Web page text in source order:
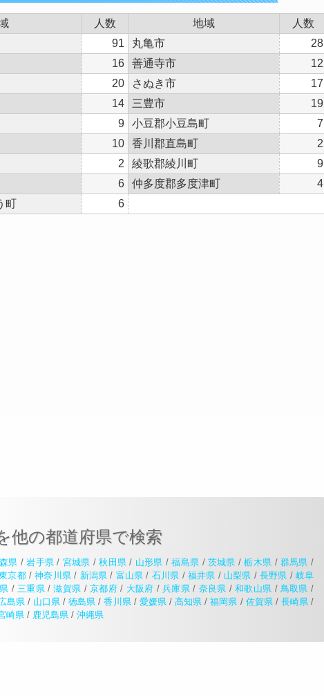
人数 地域
人数
91 丸亀市
28
16 善通寺市
12
20 さぬき市
17
14 三豊市
19
9 小豆郡小豆島町
7
10 香川郡直島町
2
2 綾歌郡綾川町
9
6 仲多度郡多度津町
4
町
6
他の都道府県で検索
県 /岩手県 / 宮城県 /秋田県 / 山形県 /福島県 / 茨城県 /栃木県 / 群馬県 /
京都/神奈川県 / 新潟県 / 富山県 / 石川県 / 福井県 / 山梨県 / 長野県 / 岐阜
/ 三重県/滋賀県 / 京都府/ 大阪府 /兵庫県/ 奈良県 /和歌山県 / 鳥取県 /
島県/ 山口県 /徳島県 /香川県/ 愛媛県/高知県 /福岡県 / 佐賀県/ 長崎県 /
崎県 / 鹿児島県 / 沖縄県